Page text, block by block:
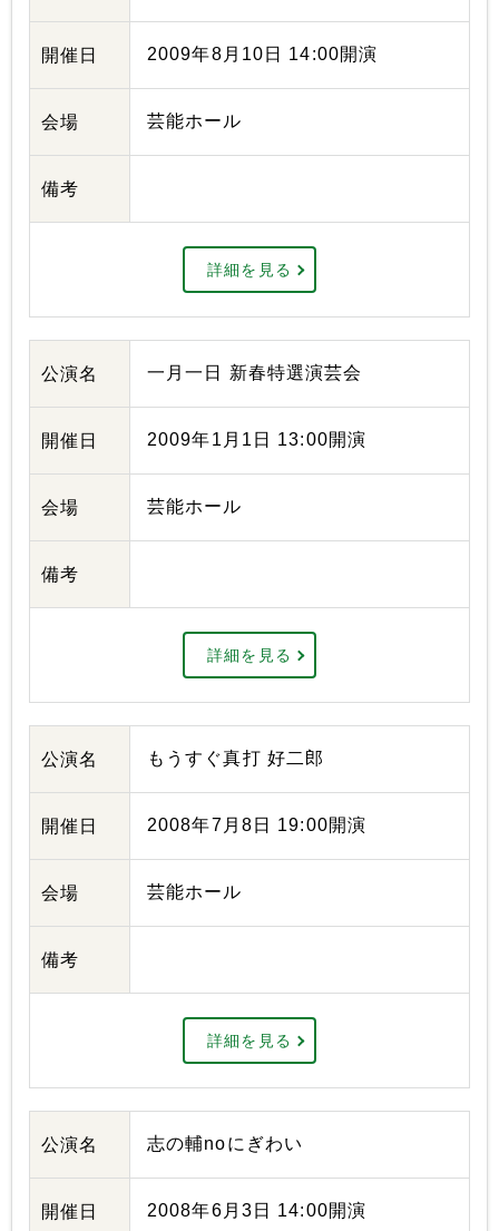
開催日 2009年8月10日 14:00開演
会場 芸能ホール
備考
詳細を見る
公演名 一月一日 新春特選演芸会
開催日 2009年1月1日 13:00開演
会場 芸能ホール
備考
詳細を見る
公演名 もうすぐ真打 好二郎
開催日 2008年7月8日 19:00開演
会場 芸能ホール
備考
詳細を見る
公演名 志の輔noにぎわい
開催日 2008年6月3日 14:00開演